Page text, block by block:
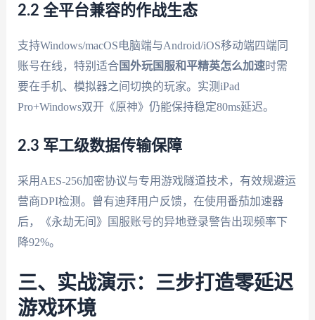
2.2 全平台兼容的作战生态
支持Windows/macOS电脑端与Android/iOS移动端四端同
账号在线，特别适合国外玩国服和平精英怎么加速时需
要在手机、模拟器之间切换的玩家。实测iPad
Pro+Windows双开《原神》仍能保持稳定80ms延迟。
2.3 军工级数据传输保障
采用AES-256加密协议与专用游戏隧道技术，有效规避运
营商DPI检测。曾有迪拜用户反馈，在使用番茄加速器
后，《永劫无间》国服账号的异地登录警告出现频率下
降92%。
三、实战演示：三步打造零延迟
游戏环境